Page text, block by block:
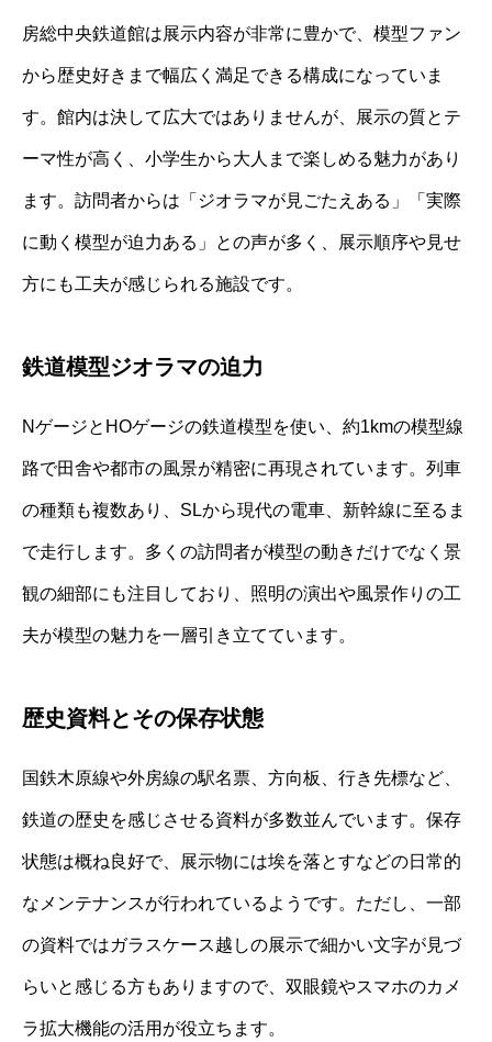
房総中央鉄道館は展示内容が非常に豊かで、模型ファン
から歴史好きまで幅広く満足できる構成になっていま
す。館内は決して広大ではありませんが、展示の質とテ
ーマ性が高く、小学生から大人まで楽しめる魅力があり
ます。訪問者からは「ジオラマが見ごたえある」「実際
に動く模型が迫力ある」との声が多く、展示順序や見せ
方にも工夫が感じられる施設です。
鉄道模型ジオラマの迫力
NゲージとHOゲージの鉄道模型を使い、約1kmの模型線
路で田舎や都市の風景が精密に再現されています。列車
の種類も複数あり、SLから現代の電車、新幹線に至るま
で走行します。多くの訪問者が模型の動きだけでなく景
観の細部にも注目しており、照明の演出や風景作りの工
夫が模型の魅力を一層引き立てています。
歴史資料とその保存状態
国鉄木原線や外房線の駅名票、方向板、行き先標など、
鉄道の歴史を感じさせる資料が多数並んでいます。保存
状態は概ね良好で、展示物には埃を落とすなどの日常的
なメンテナンスが行われているようです。ただし、一部
の資料ではガラスケース越しの展示で細かい文字が見づ
らいと感じる方もありますので、双眼鏡やスマホのカメ
ラ拡大機能の活用が役立ちます。